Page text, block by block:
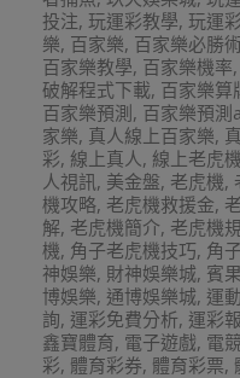
投注, 玩運彩教學, 玩運
樂, 百家樂, 百家樂必勝
百家樂教學, 百家樂機率,
破解程式下載, 百家樂算
百家樂預測 , 百家樂預測
家樂, 真人線上百家樂,
彩, 線上真人, 線上老虎機
人視訊, 美金盤, 老虎機,
機攻略, 老虎機救援金,
解, 老虎機簡介, 老虎機
機, 角子老虎機技巧, 角
神娛樂, 財神娛樂城, 賓
博娛樂, 通博娛樂城, 運
詢, 運彩免費分析, 運彩
鑫寶體育, 電子遊戲, 電競
彩, 體育彩券, 體育彩票,